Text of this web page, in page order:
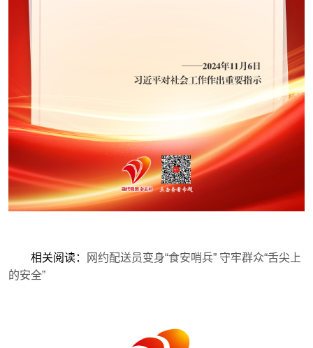
相关阅读：
网约配送员变身“食安哨兵” 守牢群众“舌尖上
的安全”